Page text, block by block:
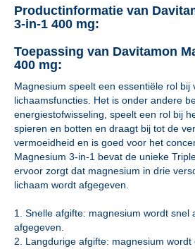
Productinformatie van
3-in-1 400 mg:
Toepassing van Davitamon
400 mg:
Magnesium speelt een essentiële rol bij
lichaamsfuncties. Het is onder andere
energiestofwisseling, speelt een rol bij
spieren en botten en draagt bij tot de
vermoeidheid en is goed voor het
Magnesium 3-in-1 bevat de unieke
ervoor zorgt dat magnesium in drie
lichaam wordt afgegeven.
1. Snelle afgifte: magnesium wordt snel
afgegeven.
2. Langdurige afgifte: magnesium